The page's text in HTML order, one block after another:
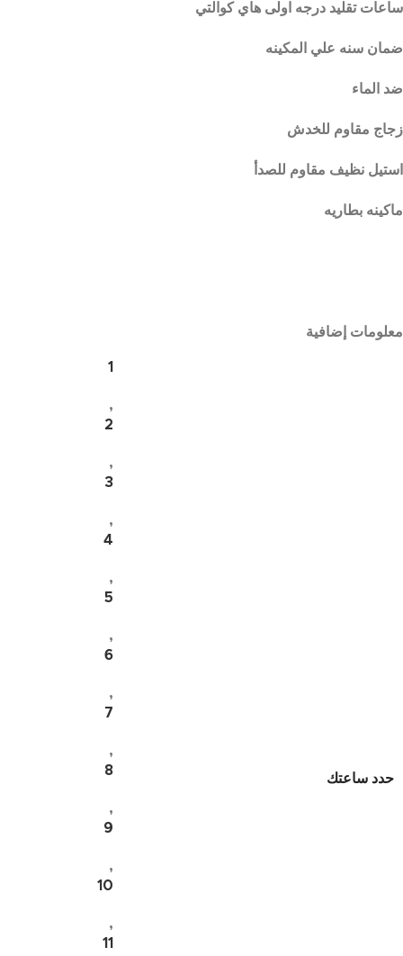
ساعات تقليد درجه اولى هاي كوالتي
ضمان سنه علي المكينه
ضد الماء
زجاج مقاوم للخدش
استيل نظيف مقاوم للصدأ
ماكينه بطاريه
معلومات إضافية
حدد ساعتك
1
,
2
,
3
,
4
,
5
,
6
,
7
,
8
,
9
,
10
,
11